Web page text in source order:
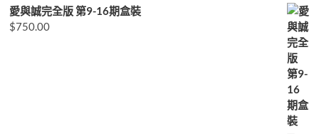
愛與誠完全版 第9-16期盒裝
$750.00